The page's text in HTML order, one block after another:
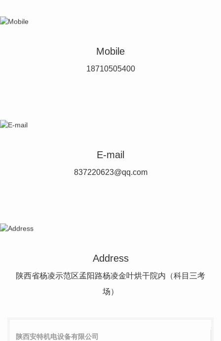
Mobile
18710505400
E-mail
837220623@qq.com
Address
陕西省杨凌示范区孟阳路杨凌金叶烘干院内（科目三考
场）
陕西安特机电设备有限公司